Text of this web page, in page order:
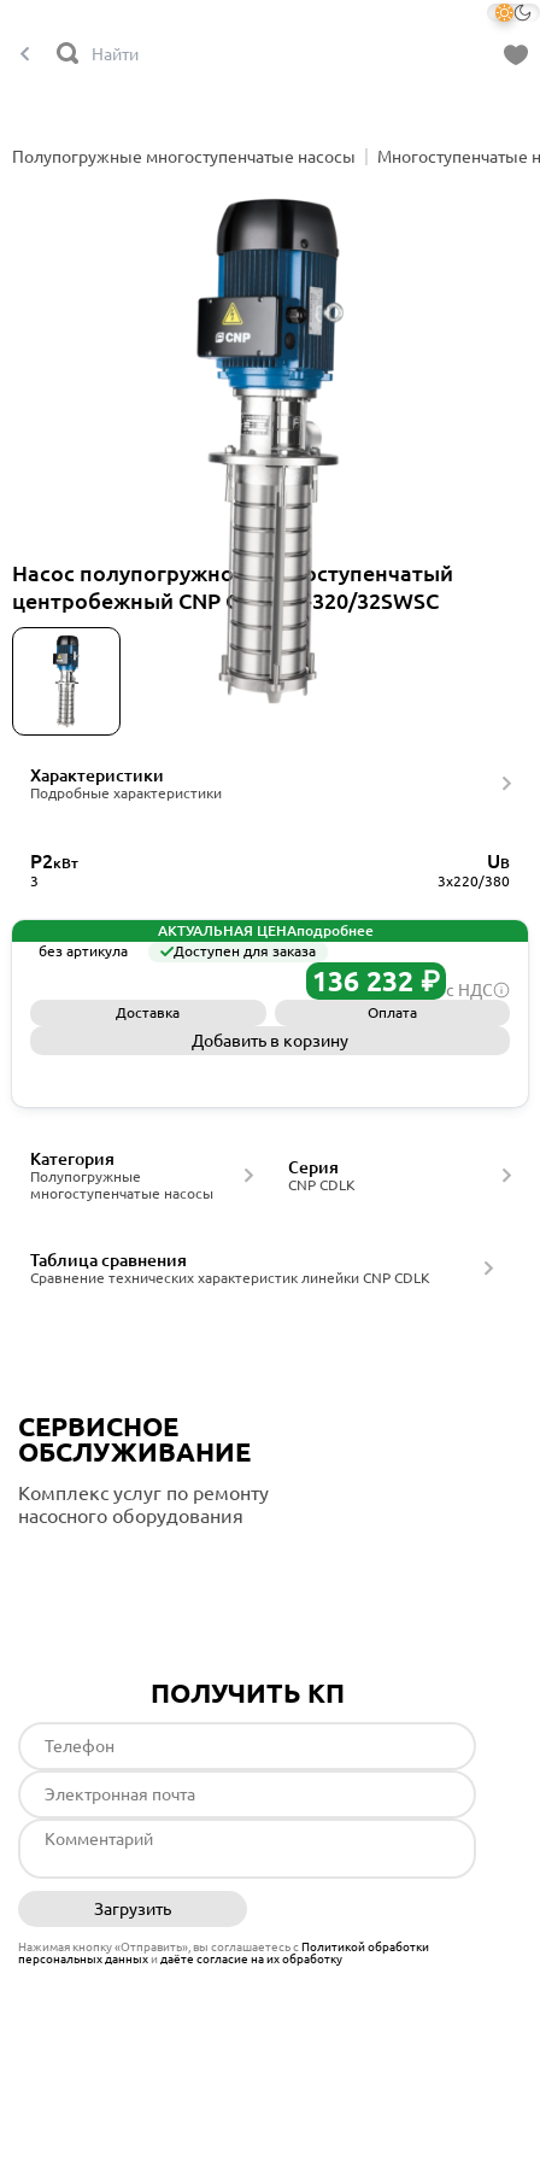
Полупогружные многоступенчатые насосы Многоступенчатые
Насос полупогружной многоступенчатый
центробежный CNP CDLKF3-320/32SWSC
Характеристики
Подробные характеристики
P2кВт
3
UВ
3x220/380
АКТУАЛЬНАЯ ЦЕНАподробнее
без артикула
Доступен для заказа
136 232 ₽ с НДС
Доставка Оплата
Добавить в корзину
Полупогружные
многоступенчатые насосы
Категория
CNP CDLK
Серия
Сравнение технических характеристик линейки CNP CDLK
Таблица сравнения
СЕРВИСНОЕ
ОБСЛУЖИВАНИЕ
Комплекс услуг по ремонту
насосного оборудования
ПОЛУЧИТЬ КП
Загрузить
Нажимая кнопку «Отправить», вы соглашаетесь сПолитикой обработки
персональных данныхи даёте согласие на их обработку